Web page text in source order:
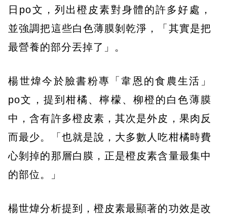
日po文，列出橙皮素對身體的許多好處，
並強調把這些白色薄膜剝乾淨，「其實是把
最營養的部分丟掉了」。
楊世煒今於臉書粉專「韋恩的食農生活」
po文，提到柑橘、檸檬、柳橙的白色薄膜
中，含有許多橙皮素，其次是外皮，果肉反
而最少。「也就是說，大多數人吃柑橘時費
心剝掉的那層白膜，正是橙皮素含量最集中
的部位。」
楊世煒分析提到，橙皮素最顯著的功效是改